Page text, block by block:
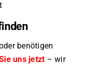
benötigen
uns jetzt – wir